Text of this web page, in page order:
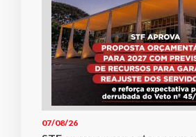
07/08/26